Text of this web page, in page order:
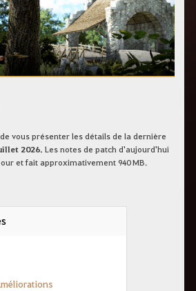
vous présenter les détails de la dernière
2026. Les notes de patch d'aujourd'hui
et fait approximativement 940 MB.